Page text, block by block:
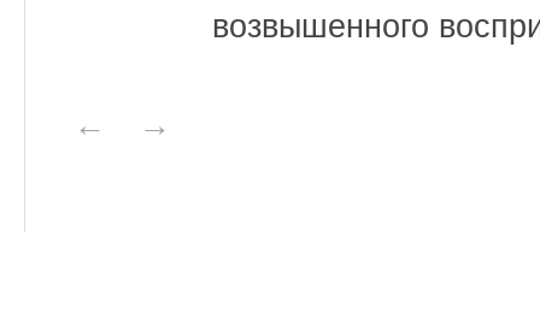
возвышенного
← →